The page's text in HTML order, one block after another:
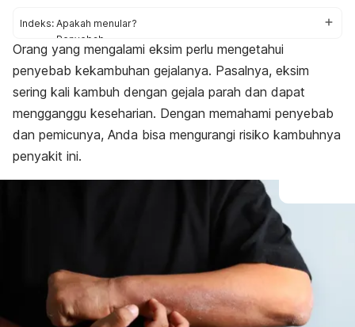
Indeks: Apakah menular?
Penyebab
Faktor risiko
Orang yang mengalami eksim perlu mengetahui
penyebab kekambuhan gejalanya. Pasalnya, eksim
sering kali kambuh dengan gejala parah dan dapat
mengganggu keseharian. Dengan memahami penyebab
dan pemicunya, Anda bisa mengurangi risiko kambuhnya
penyakit ini.